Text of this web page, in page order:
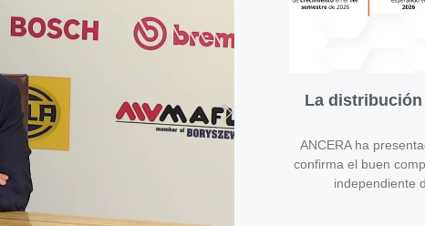
La
ANCERA ha
confirma el buen
independiente